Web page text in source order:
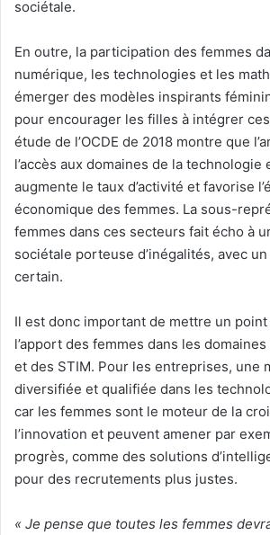
sociétale.
En outre, la participation des femmes
numérique, les technologies et les
émerger des modèles inspirants
pour encourager les filles à intégrer
étude de l’OCDE de 2018 montre que
l’accès aux domaines de la technologie
augmente le taux d’activité et favorise
économique des femmes. La sous-
femmes dans ces secteurs fait écho à
sociétale porteuse d’inégalités, avec
certain.
Il est donc important de mettre un point
l’apport des femmes dans les
et des STIM. Pour les entreprises, une
diversifiée et qualifiée dans les
car les femmes sont le moteur de la
l’innovation et peuvent amener par
progrès, comme des solutions
pour des recrutements plus justes.
« Je pense que toutes les femmes